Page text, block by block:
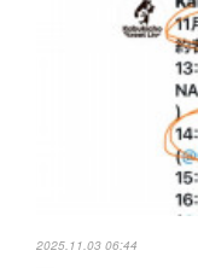
2025.11.03 06:44